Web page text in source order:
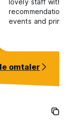
lovely staff with
events and
omtaler